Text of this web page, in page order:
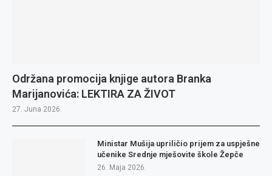
Održana promocija knjige autora Branka
Marijanovića: LEKTIRA ZA ŽIVOT
27. Juna 2026.
Ministar Mušija upriličio prijem za uspješne
učenike Srednje mješovite škole Žepče
26. Maja 2026.